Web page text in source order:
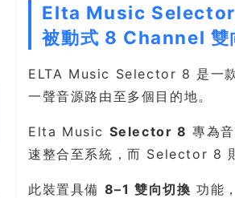
Elta Music
被動式 8 Channel 雙
ELTA Music Selector 8 是一款
一聲音源路由至多個目的地。
Elta Music Selector 8 專為
速整合至系統，而 Selector 8
此裝置具備 8–1 雙向切換 功能